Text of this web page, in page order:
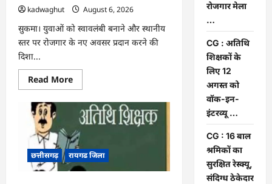
kadwaghut
August 6, 2026
सुकमा। युवाओं को स्वावलंबी बनाने और स्थानीय
स्तर पर रोजगार के नए अवसर प्रदान करने की
दिशा...
Read MoreRead
more
CG
आज
50
पदों
पर
भर्ती
के
लिए
छत्तीसगढ़ रायगढ जिला
रोजगार मेला
…
CG : अतिथि
शिक्षकों के
लिए 12
अगस्त को
वॉक-इन-
इंटरव्यू …
CG : 16 बाल
श्रमिकों का
सुरक्षित रेस्क्यू,
संदिग्ध ठेकेदार